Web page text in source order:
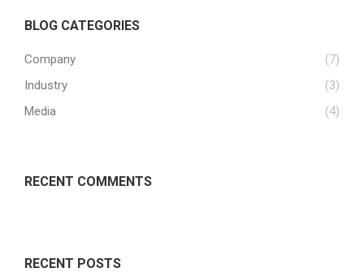
BLOG CATEGORIES
Company
(7)
Industry
(3)
Media
(4)
RECENT COMMENTS
RECENT POSTS